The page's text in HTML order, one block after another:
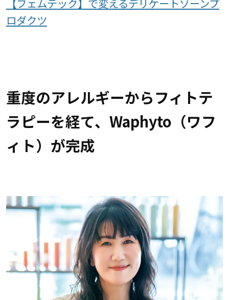
【フェムテック】で変えるデリケートゾーンプ
ロダクツ
重度のアレルギーからフィトテ
ラピーを経て、Waphyto（ワフ
ィト）が完成